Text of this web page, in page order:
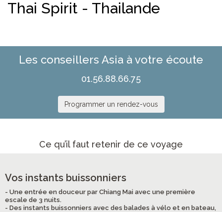
Thai Spirit - Thailande
Les conseillers Asia à votre écoute
01.56.88.66.75
Programmer un rendez-vous
Ce qu’il faut retenir de ce voyage
Vos instants buissonniers
- Une entrée en douceur par Chiang Mai avec une première
escale de 3 nuits.
- Des instants buissonniers avec des balades à vélo et en bateau,